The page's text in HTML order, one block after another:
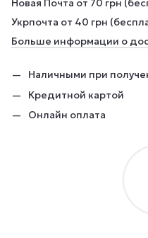
Новая Почта от 70 грн
Укрпочта от 40 грн
Больше информации о
Наличными при
Кредитной картой
Онлайн оплата